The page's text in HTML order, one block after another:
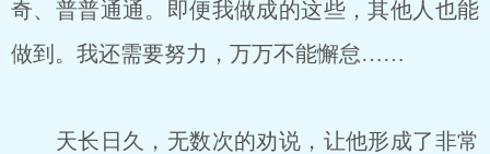
奇、普普通通。即便我做成的这些，其他人也能
做到。我还需要努力，万万不能懈怠……
天长日久，无数次的劝说，让他形成了非常